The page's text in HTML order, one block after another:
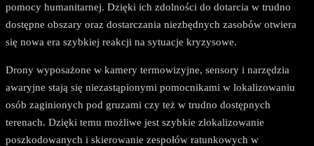
pomocy humanitarnej. Dzięki ich zdolności do dotarcia w trudno
dostępne obszary oraz dostarczania niezbędnych zasobów otwiera
się nowa era szybkiej reakcji na sytuacje kryzysowe.
Drony wyposażone w kamery termowizyjne, sensory i narzędzia
awaryjne stają się niezastąpionymi pomocnikami w lokalizowaniu
osób zaginionych pod gruzami czy też w trudno dostępnych
terenach. Dzięki temu możliwe jest szybkie zlokalizowanie
poszkodowanych i skierowanie zespołów ratunkowych w